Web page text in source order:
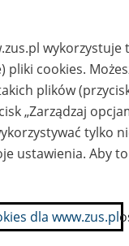
pracy
- Halin
mail:
pliki cookies.
plików
„Zarządzaj
tylko
ustawienia. Aby
dla www.zus.pl